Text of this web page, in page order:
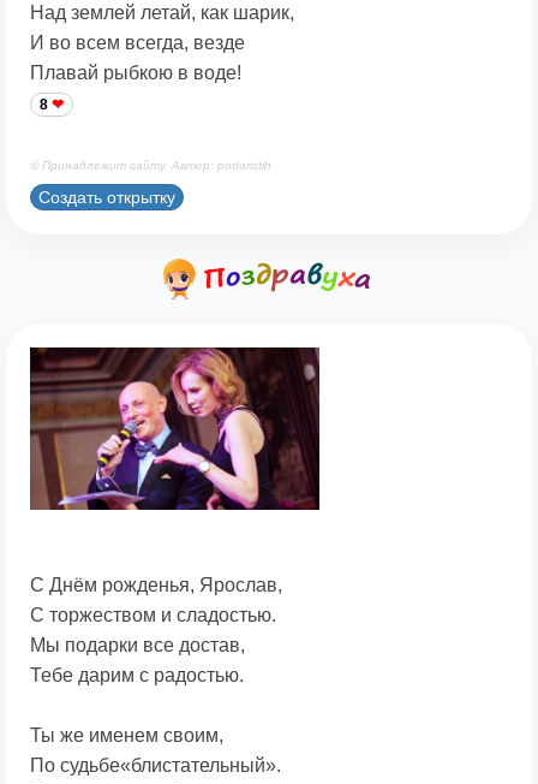
Над землей летай, как шарик,
И во всем всегда, везде
Плавай рыбкою в воде!
8
© Принадлежит сайту. Автор: podaristih
Создать открытку
С Днём рожденья, Ярослав,
С торжеством и сладостью.
Мы подарки все достав,
Тебе дарим с радостью.
Ты же именем своим,
По судьбе«блистательный».